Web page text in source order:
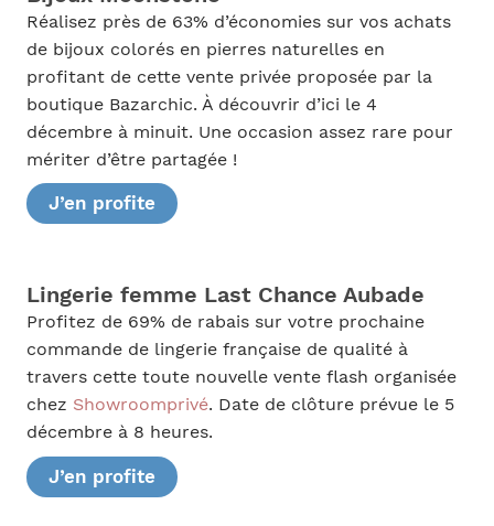
Réalisez près de 63% d’économies sur vos achats
de bijoux colorés en pierres naturelles en
profitant de cette vente privée proposée par la
boutique Bazarchic. À découvrir d’ici le 4
décembre à minuit. Une occasion assez rare pour
mériter d’être partagée !
J’en profite
Lingerie femme Last Chance Aubade
Profitez de 69% de rabais sur votre prochaine
commande de lingerie française de qualité à
travers cette toute nouvelle vente flash organisée
chez Showroomprivé. Date de clôture prévue le 5
décembre à 8 heures.
J’en profite